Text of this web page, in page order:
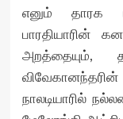
எனும் தாரக
பாரதியாரின்
அறத்தையும்,
நாலடியாரில்